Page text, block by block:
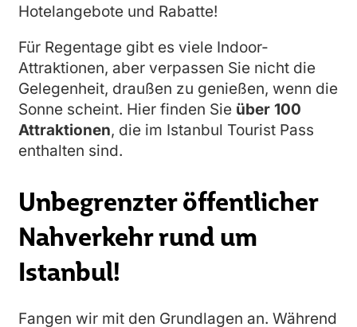
Hotelangebote und Rabatte!
Für Regentage gibt es viele Indoor-
Attraktionen, aber verpassen Sie nicht die
Gelegenheit, draußen zu genießen, wenn die
Sonne scheint. Hier finden Sie über 100
Attraktionen, die im Istanbul Tourist Pass
enthalten sind.
Unbegrenzter öffentlicher
Nahverkehr rund um
Istanbul!
Fangen wir mit den Grundlagen an. Während